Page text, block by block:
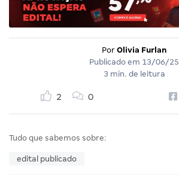
Por Olivia Furlan
Publicado em 13/06/25
3 min. de leitura
2 0
Tudo que sabemos sobre:
edital publicado